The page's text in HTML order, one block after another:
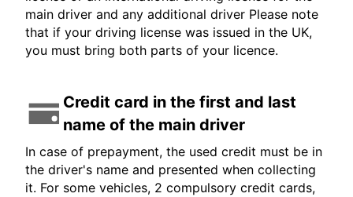
main driver and any additional driver Please note
that if your driving license was issued in the UK,
you must bring both parts of your licence.
Credit card in the first and last
name of the main driver
In case of prepayment, the used credit must be in
the driver's name and presented when collecting
it. For some vehicles, 2 compulsory credit cards,